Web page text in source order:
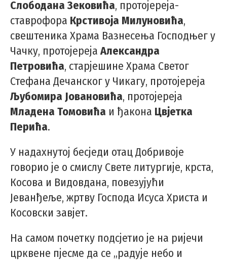
Слободана Зековића, протојереја-
ставрофора Крстивоја Милуновића,
свештеника Храма Вазнесења Господњег у
Чачку, протојереја Александра
Петровића, старјешине Храма Светог
Стефана Дечанског у Чикагу, протојереја
Љубомира Јовановића, протојереја
Младена Томовића и ђакона Цвјетка
Перића.
У надахнутој бесједи отац Добривоје
говорио је о смислу Свете литургије, крста,
Косова и Видовдана, повезујући
Јеванђеље, жртву Господа Исуса Христа и
Косовски завјет.
На самом почетку подсјетио је на ријечи
црквене пјесме да се „радује небо и